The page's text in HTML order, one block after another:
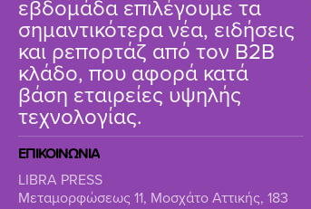
εβδομάδα επιλέγουμε τα
σημαντικότερα νέα, ειδήσεις
και ρεπορτάζ από τον B2B
κλάδο, που αφορά κατά
βάση εταιρείες υψηλής
τεχνολογίας.
ΕΠΙΚΟΙΝΩΝΙΑ
LIBRA PRESS
Μεταμορφώσεως 11, Μοσχάτο Αττικής, 183